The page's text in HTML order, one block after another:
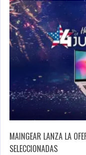
MAINGEAR LANZA LA
SELECCIONADAS